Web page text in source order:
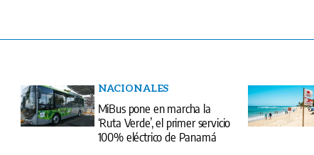
NACIONALES
MiBus pone en marcha la
‘Ruta Verde’, el primer servicio
100% eléctrico de Panamá